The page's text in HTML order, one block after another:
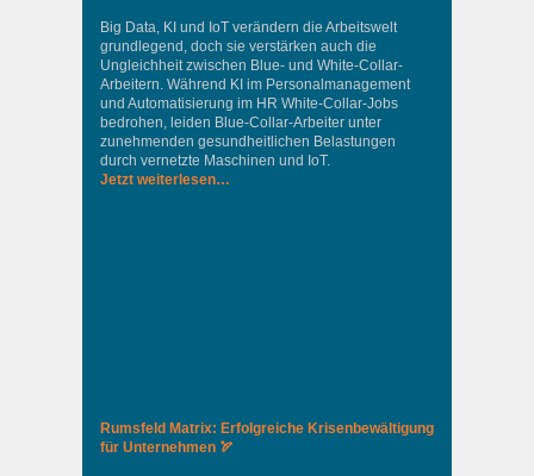
Big Data, KI und IoT verändern die Arbeitswelt
grundlegend, doch sie verstärken auch die
Ungleichheit zwischen Blue- und White-Collar-
Arbeitern. Während KI im Personalmanagement
und Automatisierung im HR White-Collar-Jobs
bedrohen, leiden Blue-Collar-Arbeiter unter
zunehmenden gesundheitlichen Belastungen
durch vernetzte Maschinen und IoT.
Jetzt weiterlesen…
Rumsfeld Matrix: Erfolgreiche Krisenbewältigung
für Unternehmen 🏹